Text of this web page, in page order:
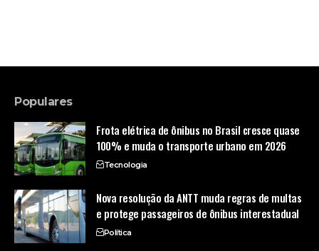
Populares
Frota elétrica de ônibus no Brasil cresce quase
100% e muda o transporte urbano em 2026
Tecnologia
Nova resolução da ANTT muda regras de multas
e protege passageiros de ônibus interestadual
Política